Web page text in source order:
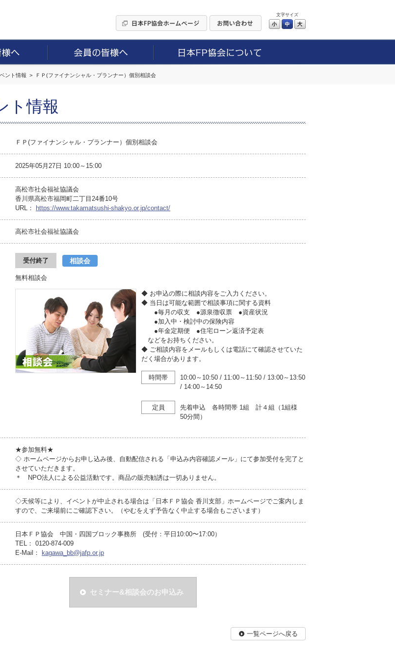
文字サイズ
小 中
ント情報 ＦＰ(ファイナンシャル・プランナー）個別相談会
ト情報
ＦＰ(ファイナンシャル・プランナー）個別相談会
2025年05月27日 10:00～15:00
高松市社会福祉協議会
香川県高松市福岡町二丁目24番10号
URL：
https://www.takamatsushi-shakyo.or.jp/contact/
高松市社会福祉協議会
受付終了 相談会
無料相談会
◆ お申込の際に相談内容をご入力ください。
◆ 当日は可能な範囲で相談事項に関する資料
●毎月の収支 ●源泉徴収票 ●資産状況
●加入中・検討中の保険内容
●年金定期便 ●住宅ローン返済予定表
などをお持ちください。
◆ ご相談内容をメールもしくは電話にて確認させていた
だく場合があります。
時間帯 10:00～10:50 / 11:00～11:50 / 13:00～13:50
/ 14:00～14:50
定員
先着申込 各時間帯 1組 計４組（1組様
50分間）
★参加無料★
◇ ホームページからお申し込み後、自動配信される「申込み内容確認メール」にて参加受付を完了と
させていただきます。
＊ NPO法人による公益活動です。商品の販売勧誘は一切ありません。
◇天候等により、イベントが中止される場合は「日本ＦＰ協会 香川支部」ホームページでご案内しま
すので、ご来場前にご確認下さい。（やむをえず予告なく中止する場合もございます）
日本ＦＰ協会 中国・四国ブロック事務所 (受付：平日10:00〜17:00）
TEL： 0120-874-009
E-Mail：
kagawa_bb@jafp.or.jp
セミナー&相談会のお申込み
一覧ページへ戻る